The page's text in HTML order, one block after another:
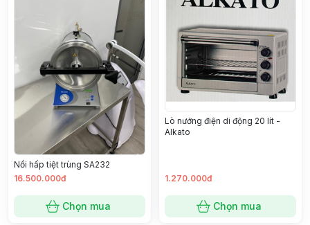
Nồi hấp tiệt trùng SA232
16.500.000đ
Chọn mua
Lò nướng điện di động 20 lít -
Alkato
1.270.000đ
Chọn mua